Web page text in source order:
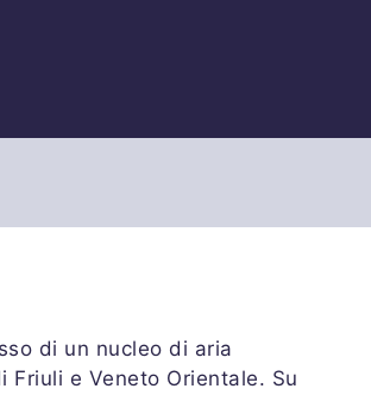
di un nucleo di aria
e Veneto Orientale. Su